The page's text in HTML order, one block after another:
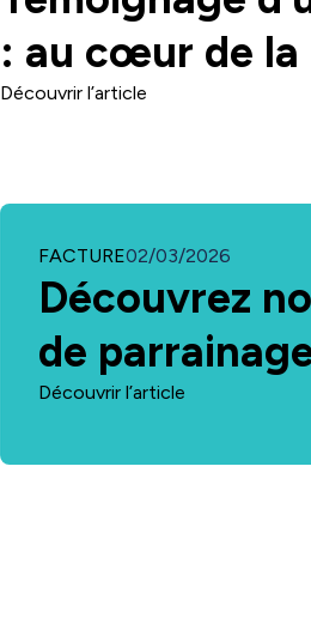
: au cœur de la
Découvrir l’article
CATÉGORIE
FACTURE02/03/2026
Découvrez
de
Découvrir l’article